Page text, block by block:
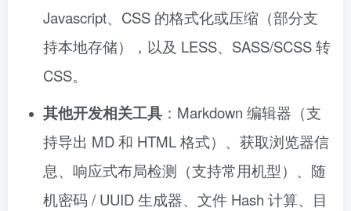
Javascript、CSS 的格式化或压缩（部分支
持本地存储），以及 LESS、SASS/SCSS 转
CSS。
其他开发相关工具 ：Markdown 编辑器（支
持导出 MD 和 HTML 格式）、获取浏览器信
息、响应式布局检测（支持常用机型）、随
机密码 / UUID 生成器、文件 Hash 计算、目